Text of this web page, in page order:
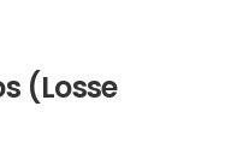
(Losse